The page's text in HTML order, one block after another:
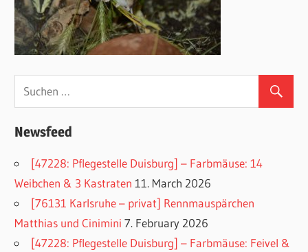
Newsfeed
[47228: Pflegestelle Duisburg] – Farbmäuse: 14
Weibchen & 3 Kastraten 11. March 2026
[76131 Karlsruhe – privat] Rennmauspärchen
Matthias und Cinimini 7. February 2026
[47228: Pflegestelle Duisburg] – Farbmäuse: Feivel &